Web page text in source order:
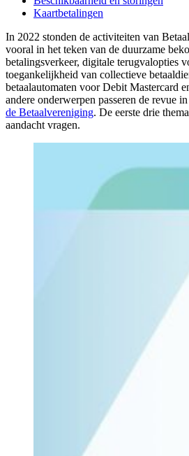
Kaartbetalingen
In 2022 stonden de activiteiten van
vooral in het teken van de duurzame
betalingsverkeer, digitale terugvalopties
toegankelijkheid van collectieve
betaalautomaten voor Debit Mastercard
andere onderwerpen passeren de revue
de Betaalvereniging. De eerste drie
aandacht vragen.